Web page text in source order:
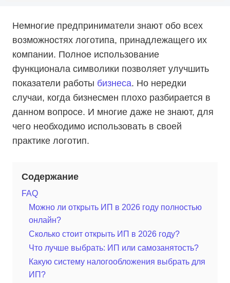
Немногие предприниматели знают обо всех
возможностях логотипа, принадлежащего их
компании. Полное использование
функционала символики позволяет улучшить
показатели работы бизнеса. Но нередки
случаи, когда бизнесмен плохо разбирается в
данном вопросе. И многие даже не знают, для
чего необходимо использовать в своей
практике логотип.
Содержание
FAQ
Можно ли открыть ИП в 2026 году полностью
онлайн?
Сколько стоит открыть ИП в 2026 году?
Что лучше выбрать: ИП или самозанятость?
Какую систему налогообложения выбрать для
ИП?